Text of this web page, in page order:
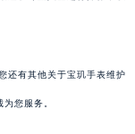
还有其他关于宝玑手表维护
您服务。